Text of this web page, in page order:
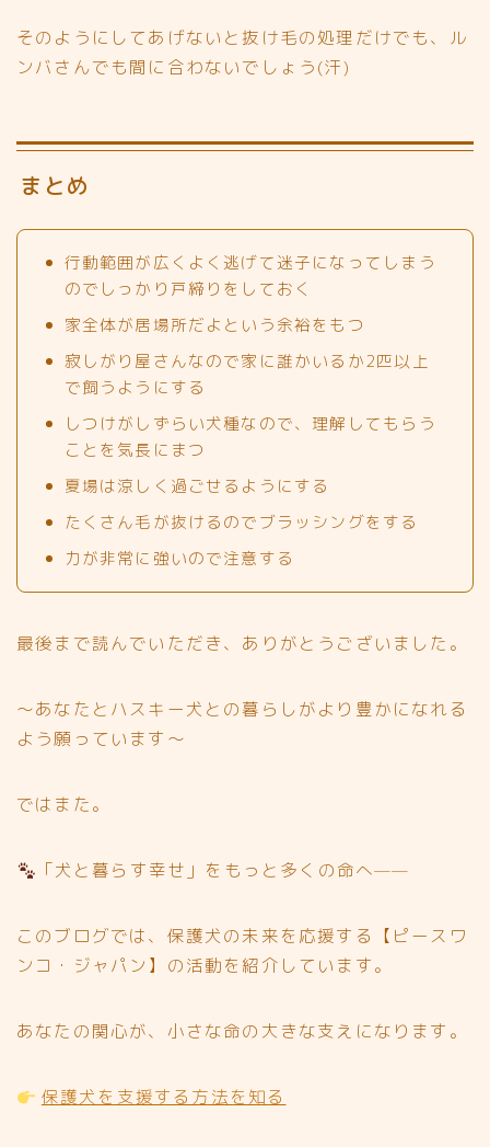
そのようにしてあげないと抜け毛の処理だけでも、ル
ンバさんでも間に合わないでしょう(汗)
まとめ
行動範囲が広くよく逃げて迷子になってしまう
のでしっかり戸締りをしておく
家全体が居場所だよという余裕をもつ
寂しがり屋さんなので家に誰かいるか2匹以上
で飼うようにする
しつけがしずらい犬種なので、理解してもらう
ことを気長にまつ
夏場は涼しく過ごせるようにする
たくさん毛が抜けるのでブラッシングをする
力が非常に強いので注意する
最後まで読んでいただき、ありがとうございました。
～あなたとハスキー犬との暮らしがより豊かになれる
よう願っています～
ではまた。
「犬と暮らす幸せ」をもっと多くの命へ——
このブログでは、保護犬の未来を応援する【ピースワ
ンコ・ジャパン】の活動を紹介しています。
あなたの関心が、小さな命の大きな支えになります。
保護犬を支援する方法を知る